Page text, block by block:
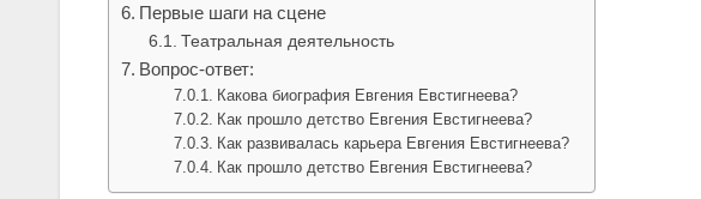
Первые шаги на сцене
Театральная деятельность
Вопрос-ответ:
Какова биография Евгения Евстигнеева?
Как прошло детство Евгения Евстигнеева?
Как развивалась карьера Евгения Евстигнеева?
Как прошло детство Евгения Евстигнеева?